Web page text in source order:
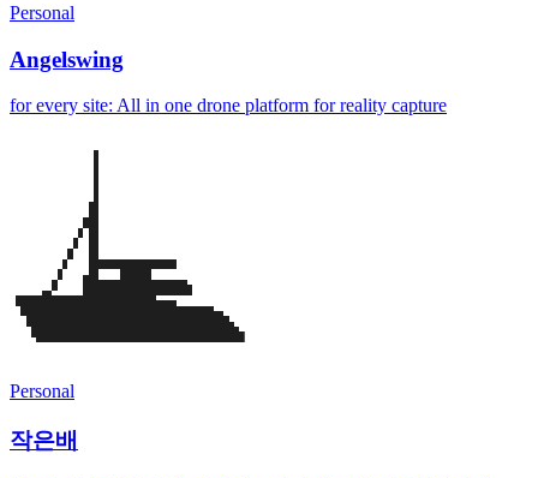
Personal
Angelswing
for every site: All in one drone platform for reality capture
Personal
작은배